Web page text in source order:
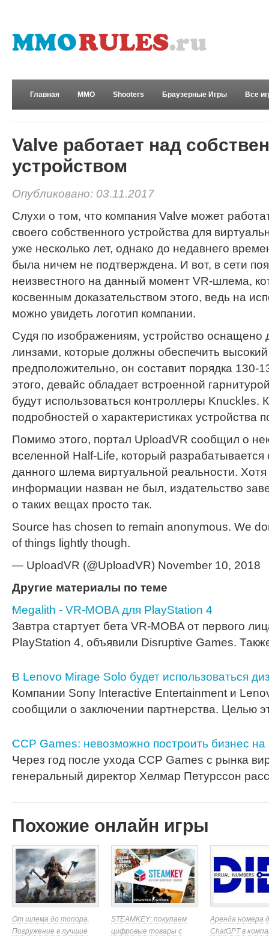
Главная MMO Shooters Браузерные Игры Все
Valve работает над
устройством
Опубликовано: 03.11.2017
Слухи о том, что компания Valve может
своего собственного устройства для
уже несколько лет, однако до недавнего
была ничем не подтверждена. И вот, в сети
неизвестного на данный момент VR-шлема,
косвенным доказательством этого, ведь на
можно увидеть логотип компании.
Судя по изображениям, устройство оснащено
линзами, которые должны обеспечить высокий
предположительно, он составит порядка 130-
этого, девайс обладает встроенной
будут использоваться контроллеры Knuckles.
подробностей о характеристиках устройства
Помимо этого, портал UploadVR сообщил о
вселенной Half-Life, который разрабатывается
данного шлема виртуальной реальности. Хотя
информации назван не был, издательство
о таких вещах просто так.
Source has chosen to remain anonymous. We
of things lightly though.
— UploadVR (@UploadVR) November 10, 2018
Другие материалы по теме
Megalith - VR-MOBA для PlayStation 4
Завтра стартует бета VR-MOBA от первого
PlayStation 4, объявили Disruptive Games.
В Lenovo Mirage Solo будет использоваться
Компании Sony Interactive Entertainment и
сообщили о заключении партнерства. Целью
CCP Games: невозможно построить бизнес
Через год после ухода CCP Games с рынка
генеральный директор Хелмар Петурссон
Похожие онлайн игры
От шлема до топора.
Погружение в лучшие
STEAMKEY: покупаем
цифровые товары с
Аренда номера
ChatGPT в